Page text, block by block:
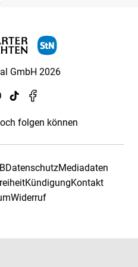
GmbH 2026
folgen können
DatenschutzMediadaten
KündigungKontakt
Widerruf